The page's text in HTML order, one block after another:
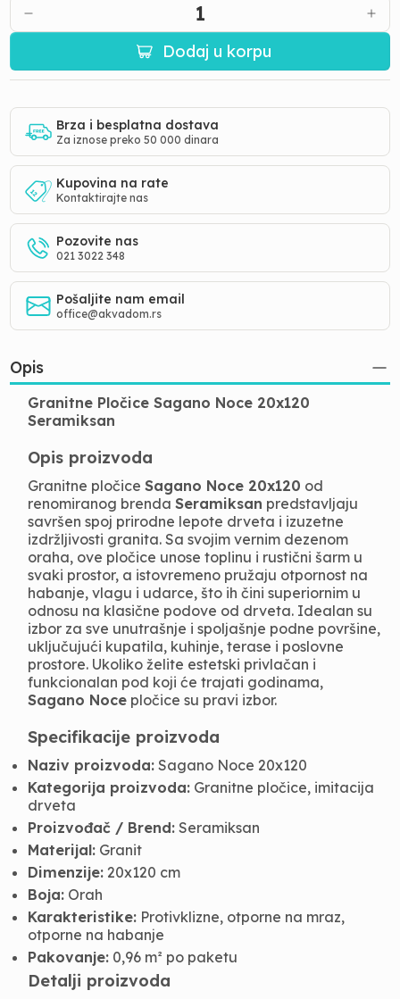
1
Dodaj u korpu
Brza i besplatna dostava
Za iznose preko 50 000 dinara
Kupovina na rate
Kontaktirajte nas
Pozovite nas
021 3022 348
Pošaljite nam email
office@akvadom.rs
Opis
Granitne Pločice Sagano Noce 20x120
Seramiksan
Opis proizvoda
Granitne pločiceSagano Noce 20x120 od
renomiranog brendaSeramiksan predstavljaju
savršen spoj prirodne lepote drveta i izuzetne
izdržljivosti granita. Sa svojim vernim dezenom
oraha, ove pločice unose toplinu i rustični šarm u
svaki prostor, a istovremeno pružaju otpornost na
habanje, vlagu i udarce, što ih čini superiornim u
odnosu na klasične podove od drveta. Idealan su
izbor za sve unutrašnje i spoljašnje podne površine,
uključujući kupatila, kuhinje, terase i poslovne
prostore. Ukoliko želite estetski privlačan i
funkcionalan pod koji će trajati godinama,
Sagano Noce pločice su pravi izbor.
Specifikacije proizvoda
Naziv proizvoda: Sagano Noce 20x120
Kategorija proizvoda: Granitne pločice, imitacija
drveta
Proizvođač / Brend: Seramiksan
Materijal: Granit
Dimenzije: 20x120 cm
Boja: Orah
Karakteristike: Protivklizne, otporne na mraz,
otporne na habanje
Pakovanje: 0,96 m² po paketu
Detalji proizvoda